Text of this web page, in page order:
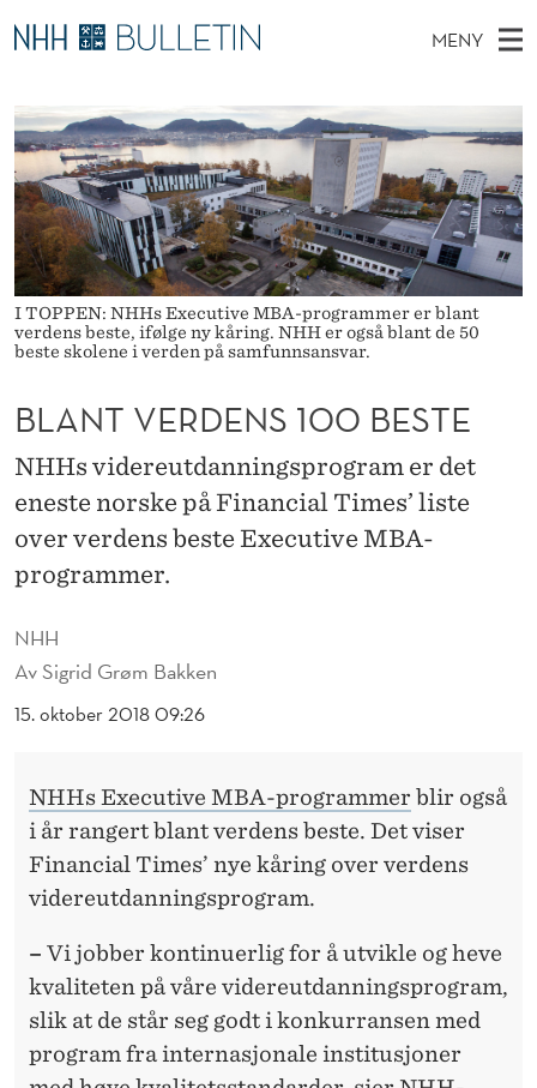
B
L
A
N
T
V
E
R
E
N
S
0
0
B
E
MENY
O
V
E
D
M
E
N
Y
Ø
K
I
N
E
T
T
S
T
E
D
E
T
Stipendiater og nye forskerprofiler
Disputaser
Ekspertutvalg
Om Bulletin
I TOPPEN: NHHs Executive MBA-programmer er blant
verdens beste, ifølge ny kåring. NHH er også blant de 50
beste skolene i verden på samfunnsansvar.
NHH
AvSigrid Grøm Bakken
15. oktober 2018 09:26
BLANT VERDENS 100 BESTE
NHHs videreutdanningsprogram er det
eneste norske på Financial Times’ liste
over verdens beste Executive MBA-
programmer.
NHHs Executive MBA-programmer blir også
i år rangert blant verdens beste. Det viser
Financial Times’ nye kåring over verdens
videreutdanningsprogram.
– Vi jobber kontinuerlig for å utvikle og heve
kvaliteten på våre videreutdanningsprogram,
slik at de står seg godt i konkurransen med
program fra internasjonale institusjoner